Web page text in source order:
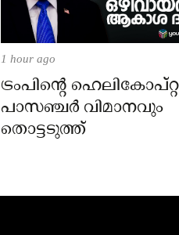
1 hour ago
ട്രംപിന്റെ
പാസഞ്ചര്‍ വിമാനവും
തൊട്ടടുത്ത്